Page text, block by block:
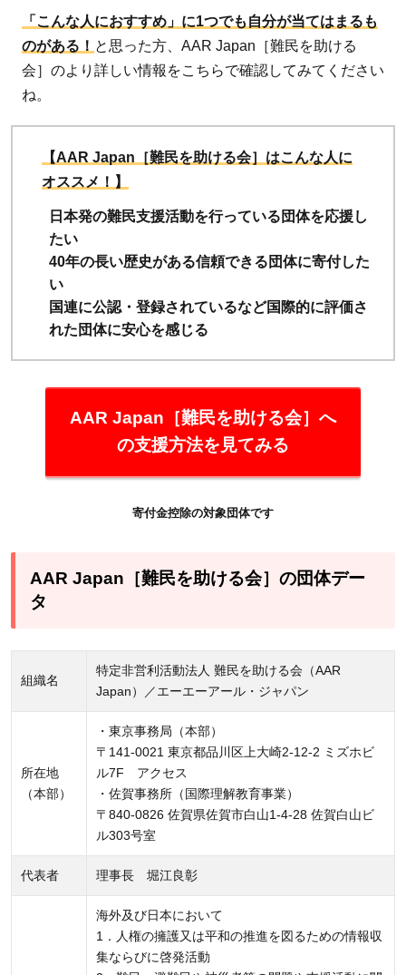
「こんな人におすすめ」に1つでも自分が当てはまるも
のがある！ と思った方、AAR Japan［難民を助ける
会］のより詳しい情報をこちらで確認してみてください
ね。
【AAR Japan［難民を助ける会］はこんな人に
オススメ！】
日本発の難民支援活動を行っている団体を応援し
たい
40年の長い歴史がある信頼できる団体に寄付した
い
国連に公認・登録されているなど国際的に評価さ
れた団体に安心を感じる
AAR Japan［難民を助ける会］へ
の支援方法を見てみる
寄付金控除の対象団体です
AAR Japan［難民を助ける会］の団体デー
タ
組織名
特定非営利活動法人 難民を助ける会（AAR
Japan）／エーエーアール・ジャパン
所在地
（本部）
・東京事務局（本部）
〒141-0021 東京都品川区上大崎2-12-2 ミズホビ
ル7F アクセス
・佐賀事務所（国際理解教育事業）
〒840-0826 佐賀県佐賀市白山1-4-28 佐賀白山ビ
ル303号室
代表者 理事長 堀江良彰
海外及び日本において
1．人権の擁護又は平和の推進を図るための情報収
集ならびに啓発活動